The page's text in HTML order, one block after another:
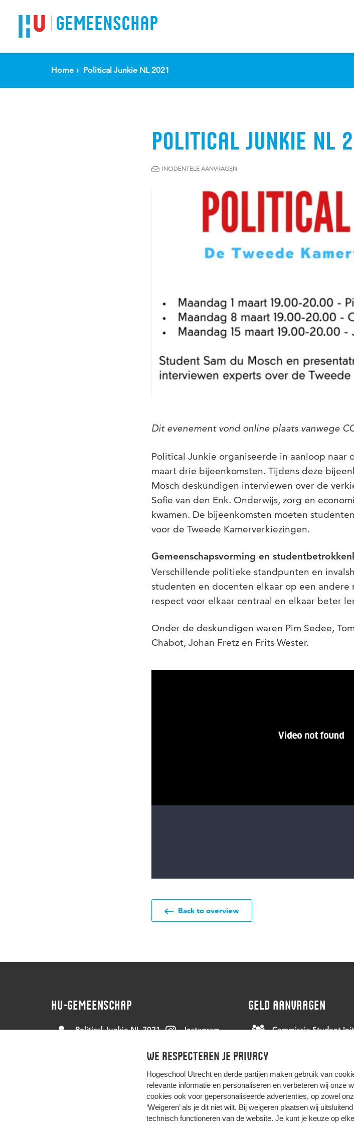
We respecteren je privacy
Hogeschool Utrecht en derde partijen maken gebruik van
relevante informatie en personaliseren en verbeteren wij onze
cookies ook voor gepersonaliseerde advertenties, op zowel
‘Weigeren’ als je dit niet wilt. Bij weigeren plaatsen wij
technisch functioneren van de website. Je kunt je keuze op
GEMEENSCHAP
Home Political Junkie NL 2021
POLITICAL JUNKIE NL
INCIDENTELE AANVRAGEN
Dit evenement vond online plaats vanwege
Political Junkie organiseerde in aanloop naar
maart drie bijeenkomsten. Tijdens deze
Mosch deskundigen interviewen over de
Sofie van den Enk. Onderwijs, zorg en
kwamen. De bijeenkomsten moeten
voor de Tweede Kamerverkiezingen.
Gemeenschapsvorming en
Verschillende politieke standpunten en
studenten en docenten elkaar op een andere
respect voor elkaar centraal en elkaar beter
Onder de deskundigen waren Pim Sedee,
Chabot, Johan Fretz en Frits Wester.
Back to overview
HU-GEMEENSCHAP
Political Junkie NL 2021 Instagram
GELD AANVRAGEN
Commissie Student
HIER KOMT